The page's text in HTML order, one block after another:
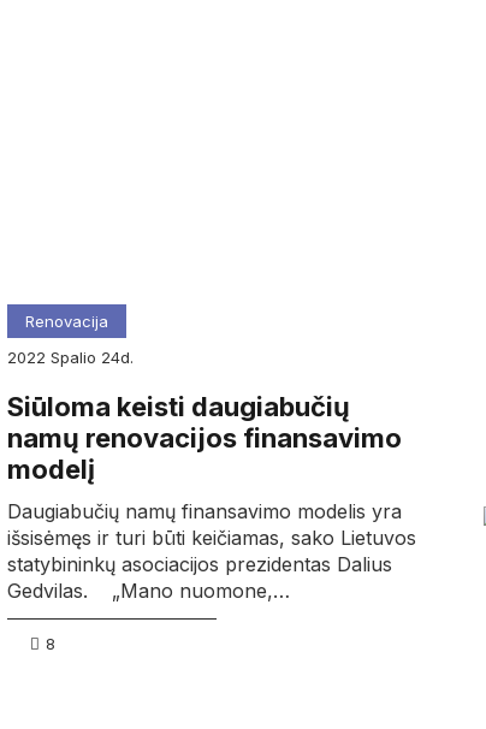
Renovacija
2022
spalio 24d.
Siūloma keisti daugiabučių
namų renovacijos finansavimo
modelį
Daugiabučių namų finansavimo modelis yra
išsisėmęs ir turi būti keičiamas, sako Lietuvos
statybininkų asociacijos prezidentas Dalius
Gedvilas. „Mano nuomone,…
8